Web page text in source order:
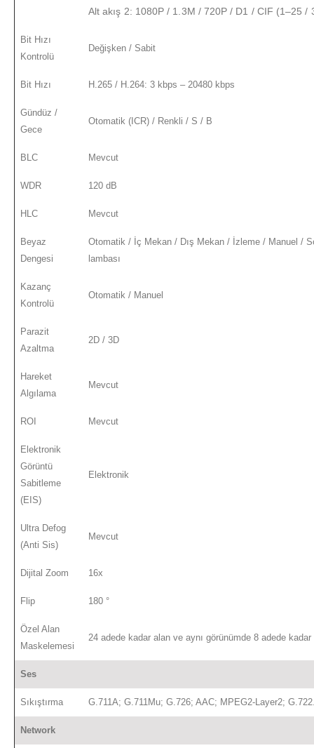
Alt akış 2: 1080P / 1.3M / 720P / D1 / CIF (1–25 /
Bit Hızı
Kontrolü
Değişken / Sabit
Bit Hızı H.265 / H.264: 3 kbps – 20480 kbps
Gündüz /
Gece
Otomatik (ICR) / Renkli / S / B
BLC Mevcut
WDR 120 dB
HLC Mevcut
Beyaz
Dengesi
Otomatik / İç Mekan / Dış Mekan / İzleme / Manuel /
lambası
Kazanç
Kontrolü
Otomatik / Manuel
Parazit
Azaltma
2D / 3D
Hareket
Algılama
Mevcut
ROI Mevcut
Elektronik
Görüntü
Sabitleme
(EIS)
Elektronik
Ultra Defog
(Anti Sis)
Mevcut
Dijital Zoom 16x
Flip 180 °
Özel Alan
Maskelemesi
24 adede kadar alan ve aynı görünümde 8 adede kadar
Ses
Sıkıştırma G.711A; G.711Mu; G.726; AAC; MPEG2-Layer2;
Network